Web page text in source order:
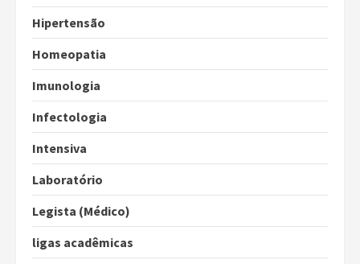
Hipertensão
Homeopatia
Imunologia
Infectologia
Intensiva
Laboratório
Legista (Médico)
ligas acadêmicas